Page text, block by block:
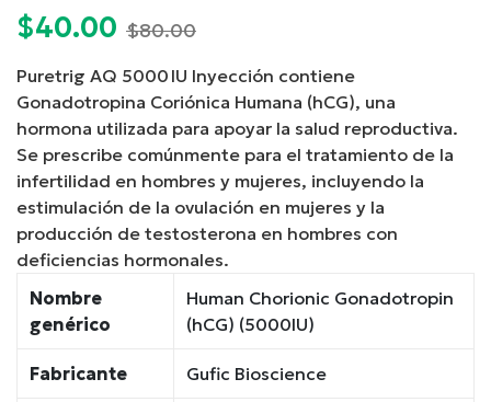
$40.00 Current
is:
$40.00.
$80.00Original
was:
$80.00.
Puretrig AQ 5000 IU Inyección contiene
Gonadotropina Coriónica Humana (hCG), una
hormona utilizada para apoyar la salud reproductiva.
Se prescribe comúnmente para el tratamiento de la
infertilidad en hombres y mujeres, incluyendo la
estimulación de la ovulación en mujeres y la
producción de testosterona en hombres con
deficiencias hormonales.
Nombre
genérico
Human Chorionic Gonadotropin
(hCG) (5000IU)
Fabricante Gufic Bioscience